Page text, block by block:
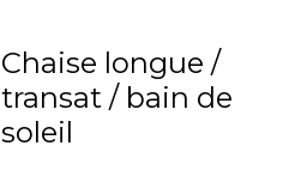
Chaise longue /
transat / bain de
soleil